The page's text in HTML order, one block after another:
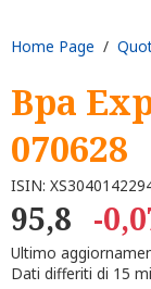
Home Page /
Bpa
070628
ISIN:
95,8 -
Ultimo
Dati differiti di 15